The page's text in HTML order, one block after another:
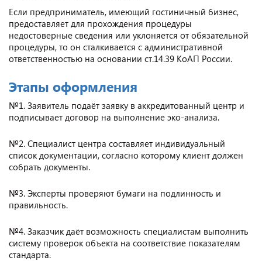
Если предприниматель, имеющий гостиничный бизнес,
предоставляет для прохождения процедуры
недостоверные сведения или уклоняется от обязательной
процедуры, то он сталкивается с административной
ответственностью на основании ст.14.39 КоАП России.
Этапы оформления
№1. Заявитель подаёт заявку в аккредитованный центр и
подписывает договор на выполнение эко-анализа.
№2. Специалист центра составляет индивидуальный
список документации, согласно которому клиент должен
собрать документы.
№3. Эксперты проверяют бумаги на подлинность и
правильность.
№4. Заказчик даёт возможность специалистам выполнить
систему проверок объекта на соответствие показателям
стандарта.